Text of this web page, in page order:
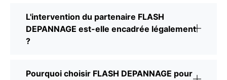
L'intervention du partenaire FLASH
DEPANNAGE est-elle encadrée légalement
?
Pourquoi choisir FLASH DEPANNAGE pour